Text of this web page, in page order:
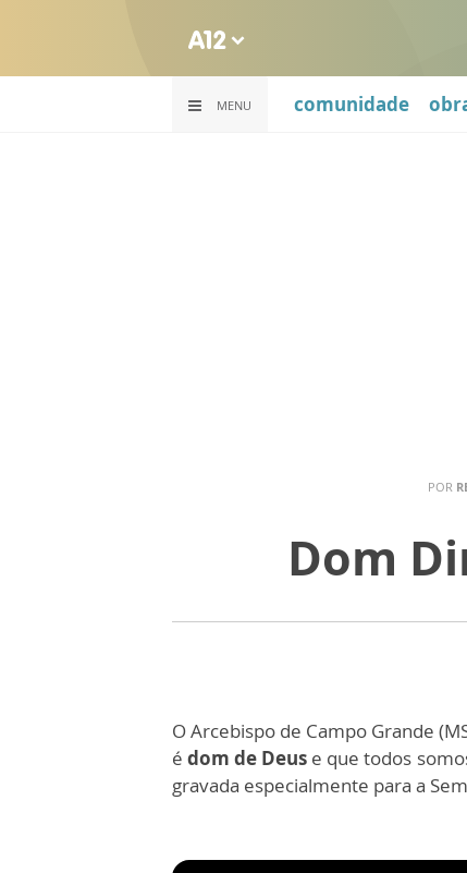
MENU comunidade
POR
Dom
O Arcebispo de Campo Grande
édom de Deus e que todos
gravada especialmente para a